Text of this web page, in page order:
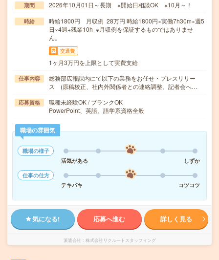
期間 2026年10月01日～長期 ※開始日相談OK ※10月～！
時給
時給1800円 月収例 28万円 時給1800円×実働7h30m×週5
日×4週+残業10h ※月収例を保証するものではありませ
ん。
交通費
1ヶ月3万円を上限として実費支給
仕事内容
総務部広報課内にて以下の業務をお任せ・プレスリリー
ス (原稿校正、社内外関係者との連絡調整、記者会へ…
応募資格
職種未経験OK / ブランクOK
PowerPoint、英語、語学系資格全般
職場の雰囲気
職場の様子
活気がある
しずか
仕事の仕方
テキパキ
コツコツ
気になる! 応募へ進む 詳しく見る
派遣会社 株式会社リクルートスタッフィング